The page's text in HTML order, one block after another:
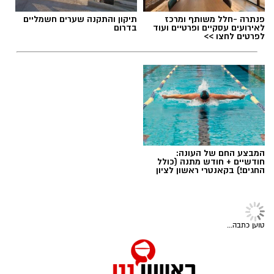
פנתרה -חלל משותף ומרכז
לאירועים עסקיים ופרטיים ועוד
לפרטים לחצו >>
תיקון והתקנה שערים חשמליים
בדרום
המבצע החם של העונה:
חודשיים + חודש מתנה (כולל
החגים!) בקאנטרי ראשון לציון
ספורט
הביתה בכתום: אור קורנליוס חוזר
למכבי ראשון לציון